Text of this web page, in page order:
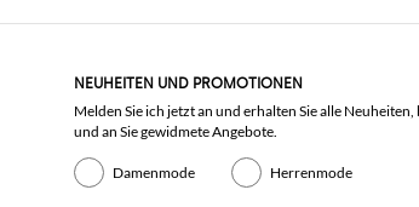
NEUHEITEN UND PROMOTIONEN
Melden Sie ich jetzt an und erhalten Sie alle
und an Sie gewidmete Angebote.
Damenmode Herrenmode